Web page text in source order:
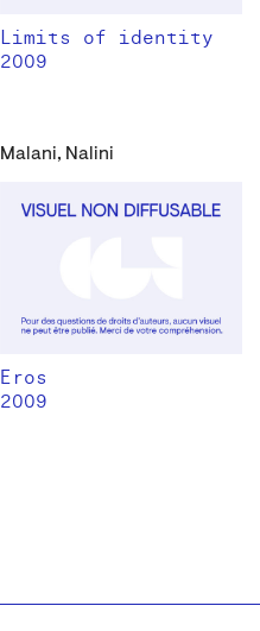
Limits of identity
2009
Malani, Nalini
Eros
2009